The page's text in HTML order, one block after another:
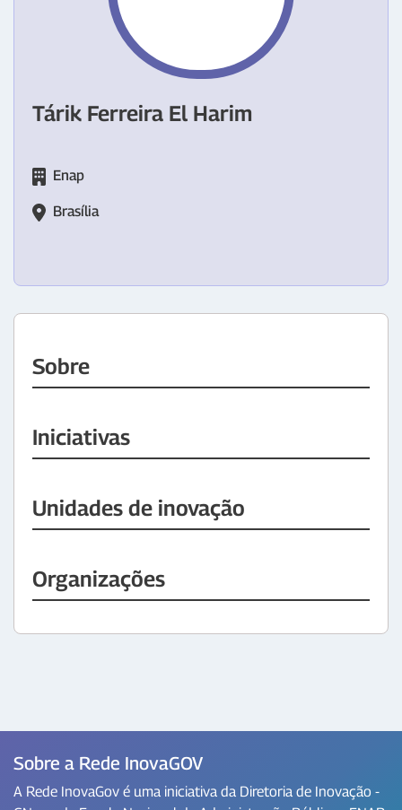
Tárik Ferreira El Harim
Enap
Brasília
Sobre
Iniciativas
Unidades de inovação
Organizações
Sobre a Rede InovaGOV
A Rede InovaGov é uma iniciativa da Diretoria de Inovação -